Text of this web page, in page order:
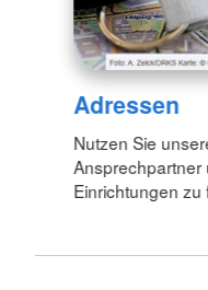
Adressen
Nutzen Sie
Ansprechpartner
Einrichtungen zu